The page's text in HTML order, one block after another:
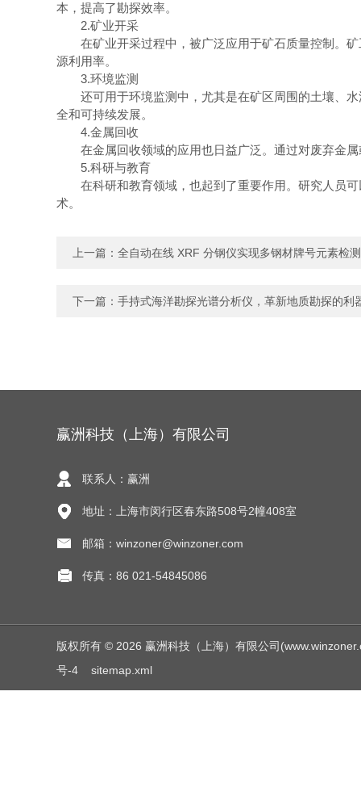
本，提高了勘探效率。
2.矿业开采
在矿业开采过程中，被广泛应用于矿石质量控制。矿
源利用率。
3.环境监测
还可用于环境监测中，尤其是在矿区周围的土壤、水
全和可持续发展。
4.金属回收
在金属回收领域的应用也日益广泛。通过对废弃金属
5.科研与教育
在科研和教育领域，也起到了重要作用。研究人员可
术。
上一篇： 全自动在线 XRF 分钢仪实现多钢材牌号元素检
下一篇： 手持式海洋勘探光谱分析仪，革新地质勘探的利
赢洲科技（上海）有限公司
联系人：赢洲
地址：上海市闵行区春东路508号2幢408室
邮箱：winzoner@winzoner.com
传真：86 021-54845086
版权所有 © 2026 赢洲科技（上海）有限公司
号-4
sitemap.xml